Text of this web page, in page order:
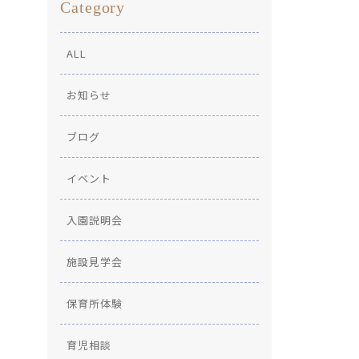
Category
ALL
お知らせ
ブログ
イベント
入園説明会
施設見学会
保育所体験
育児相談